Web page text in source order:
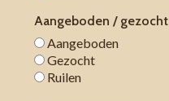
Aangeboden / gezocht
Aangeboden
Gezocht
Ruilen